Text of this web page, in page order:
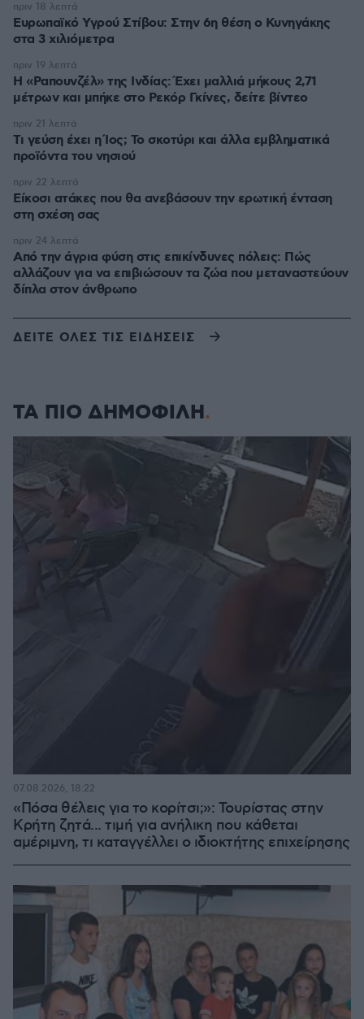
Ευρωπαϊκό Υγρού Στίβου: Στην 6η θέση ο Κυνηγάκης
στα 3 χιλιόμετρα
πριν 18 λεπτά
Η «Ραπουνζέλ» της Ινδίας: Έχει μαλλιά μήκους 2,71
μέτρων και μπήκε στο Ρεκόρ Γκίνες, δείτε βίντεο
πριν 19 λεπτά
Τι γεύση έχει η Ίος; Το σκοτύρι και άλλα εμβληματικά
προϊόντα του νησιού
πριν 21 λεπτά
Είκοσι ατάκες που θα ανεβάσουν την ερωτική ένταση
στη σχέση σας
πριν 22 λεπτά
Από την άγρια φύση στις επικίνδυνες πόλεις: Πώς
αλλάζουν για να επιβιώσουν τα ζώα που μεταναστεύουν
δίπλα στον άνθρωπο
πριν 24 λεπτά
ΔΕΙΤΕ ΟΛΕΣ ΤΙΣ ΕΙΔΗΣΕΙΣ
ΤΑ ΠΙΟ ΔΗΜΟΦΙΛΗ
«Πόσα θέλεις για το κορίτσι;»: Τουρίστας στην
Κρήτη ζητά... τιμή για ανήλικη που κάθεται
αμέριμνη, τι καταγγέλλει ο ιδιοκτήτης επιχείρησης
07.08.2026, 18:22